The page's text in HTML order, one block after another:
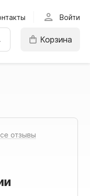
person Войти
Корзина
отзывы